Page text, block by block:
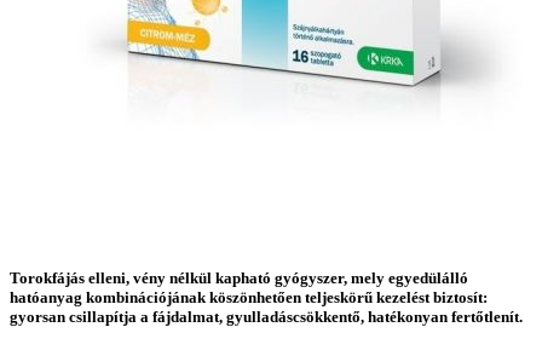
Torokfájás elleni, vény nélkül kapható gyógyszer, mely egyedülálló
hatóanyag kombinációjának köszönhetően teljeskörű kezelést biztosít:
gyorsan csillapítja a fájdalmat, gyulladáscsökkentő, hatékonyan fertőtlenít.